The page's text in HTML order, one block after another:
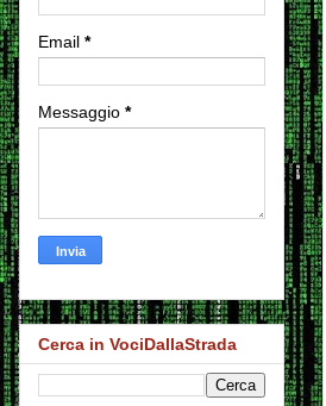
Email *
Messaggio *
Cerca in VociDallaStrada